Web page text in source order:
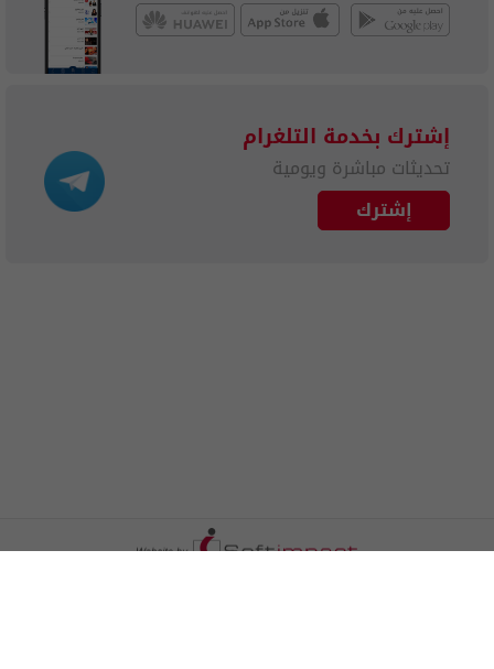
إشترك بخدمة التلغرام
تحديثات مباشرة ويومية
إشترك